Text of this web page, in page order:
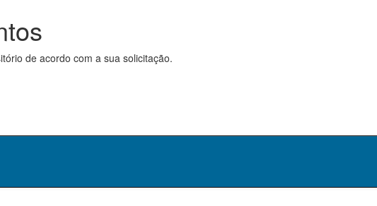
de acordo com a sua solicitação.